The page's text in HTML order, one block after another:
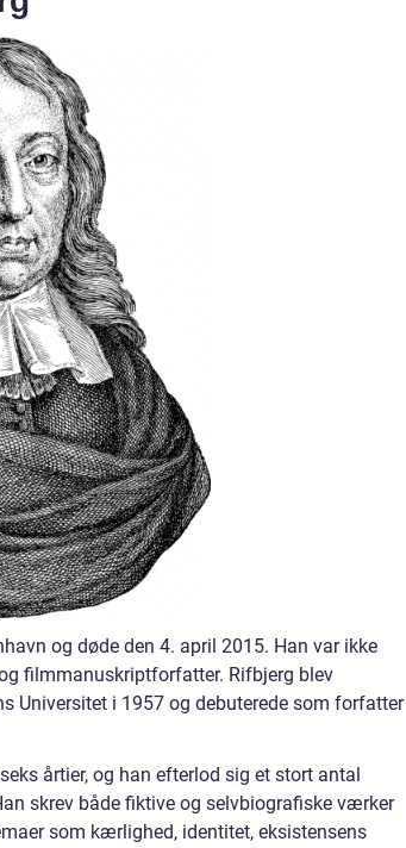
og døde den 4. april 2015. Han var ikke
filmmanuskriptforfatter. Rifbjerg blev
Universitet i 1957 og debuterede som forfatter
årtier, og han efterlod sig et stort antal
skrev både fiktive og selvbiografiske værker
som kærlighed, identitet, eksistensens